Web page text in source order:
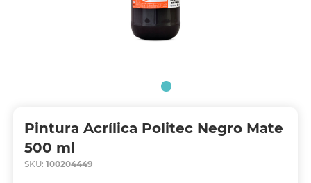
Pintura Acrílica Politec Negro Mate
500 ml
SKU: 100204449